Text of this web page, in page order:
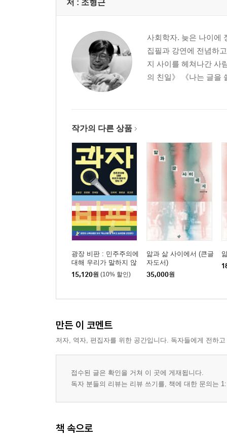
저 : 조형근
사회학자. 늦은 나이에
집필과 강연에 전념하
지 사이를 헤쳐나간 사
의 친일》 《나는 글을
작가의 다른 상품
광장 비판 : 민주주의에
대해 우리가 말하지 않
는 것
15,120원 (10% 할인)
앎과 삶 사이에서 (큰글
자도서)
35,000원
만든 이 코멘트
저자, 역자, 편집자를 위한 공간입니다. 독자들에게 전하
접수된 글은 확인을 거쳐 이 곳에 게재됩니다.
독자 분들의 리뷰는 리뷰 쓰기를, 책에 대한 문의는
책 속으로